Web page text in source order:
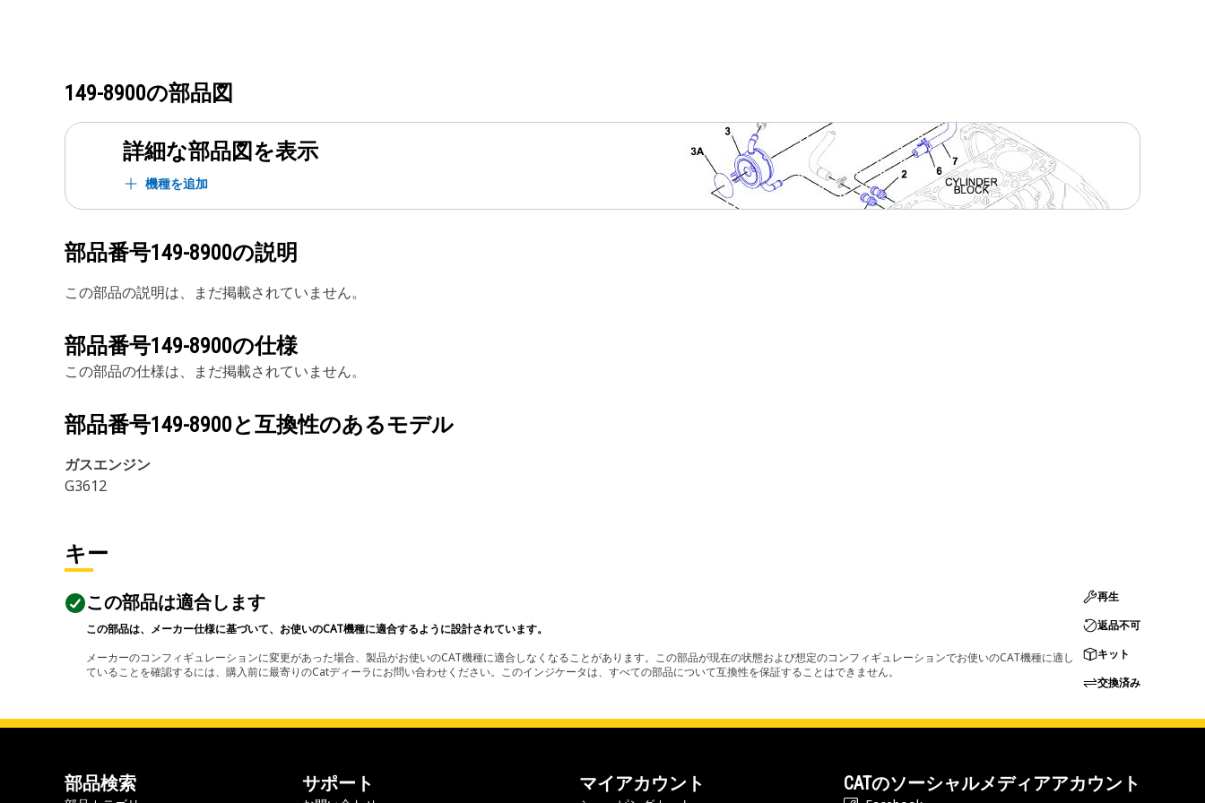
149-8900の部品図
詳細な部品図を表示
機種を追加
部品番号149-8900の説明
この部品の説明は、まだ掲載されていません。
部品番号149-8900の仕様
この部品の仕様は、まだ掲載されていません。
部品番号149-8900と互換性のあるモデル
ガスエンジン
G3612
キー
この部品は適合します
この部品は、メーカー仕様に基づいて、お使いのCAT機種に適合するように設計されています。
メーカーのコンフィギュレーションに変更があった場合、製品がお使いのCAT機種に適合しなくなることがあります。この部品が現在の状態および想定のコンフィギュレーションでお使いのCAT機種に適し
ていることを確認するには、購入前に最寄りのCatディーラにお問い合わせください。このインジケータは、すべての部品について互換性を保証することはできません。
再生
返品不可
キット
交換済み
部品検索 サポート マイアカウント CATのソーシャルメディアアカウント